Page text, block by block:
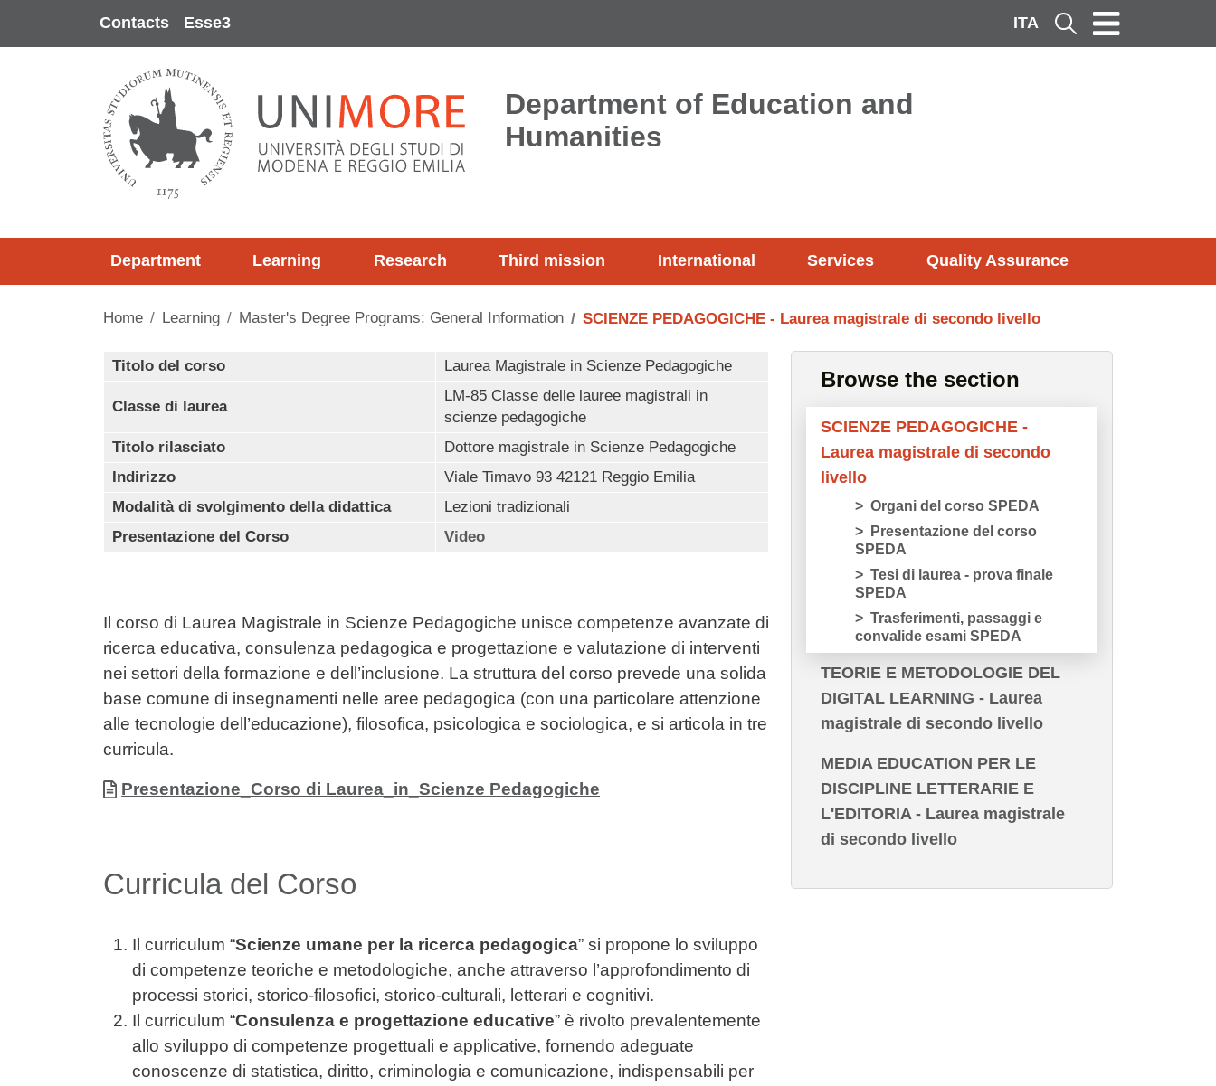
Contacts Esse3 ITA Cerca
Department of Education and
Humanities
Department Learning Research Third mission International Services Quality Assurance
Home Learning Master's Degree Programs: General Information SCIENZE PEDAGOGICHE - Laurea magistrale di secondo livello
Contenuto
Titolo del corso Laurea Magistrale in Scienze Pedagogiche
Classe di laurea
LM-85 Classe delle lauree magistrali in
scienze pedagogiche
Titolo rilasciato
Dottore magistrale in Scienze Pedagogiche
Indirizzo
Viale Timavo 93 42121 Reggio Emilia
Modalità di svolgimento della didattica
Lezioni tradizionali
Presentazione del Corso
Video
Il corso di Laurea Magistrale in Scienze Pedagogiche unisce competenze avanzate di
ricerca educativa, consulenza pedagogica e progettazione e valutazione di interventi
nei settori della formazione e dell’inclusione. La struttura del corso prevede una solida
base comune di insegnamenti nelle aree pedagogica (con una particolare attenzione
alle tecnologie dell’educazione), filosofica, psicologica e sociologica, e si articola in tre
curricula.
Allegati
Document
Presentazione_Corso di Laurea_in_Scienze Pedagogiche
Curricula del Corso
Il curriculum “Scienze umane per la ricerca pedagogica” si propone lo sviluppo
di competenze teoriche e metodologiche, anche attraverso l’approfondimento di
processi storici, storico-filosofici, storico-culturali, letterari e cognitivi.
Il curriculum “Consulenza e progettazione educative” è rivolto prevalentemente
allo sviluppo di competenze progettuali e applicative, fornendo adeguate
conoscenze di statistica, diritto, criminologia e comunicazione, indispensabili per
Browse the section
SCIENZE PEDAGOGICHE -
Laurea magistrale di secondo
livello
Organi del corso SPEDA
Presentazione del corso
SPEDA
Tesi di laurea - prova finale
SPEDA
Trasferimenti, passaggi e
convalide esami SPEDA
TEORIE E METODOLOGIE DEL
DIGITAL LEARNING - Laurea
magistrale di secondo livello
MEDIA EDUCATION PER LE
DISCIPLINE LETTERARIE E
L'EDITORIA - Laurea magistrale
di secondo livello